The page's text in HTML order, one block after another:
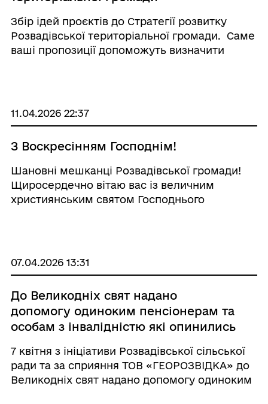
Збір ідей проєктів до Стратегії розвитку
Розвадівської територіальної громади. Саме
ваші пропозиції допоможуть визначити
...
11.04.2026 22:37
З Воскресінням Господнім!
Шановні мешканці Розвадівської громади!
Щиросердечно вітаю вас із величним
християнським святом Господнього
затишку, ...
07.04.2026 13:31
До Великодніх свят надано
допомогу одиноким пенсіонерам та
особам з інвалідністю які опинились
7 квітня з ініціативи Розвадівської сільської
ради та за сприяння ТОВ «ГЕОРОЗВІДКА» до
Великодніх свят надано допомогу одиноким